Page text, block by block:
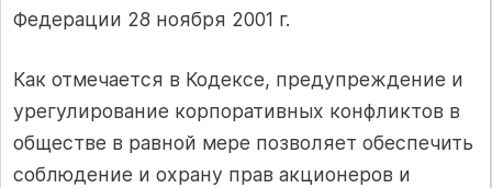
Федерации 28 ноября 2001 г.
Как отмечается в Кодексе, предупреждение и
урегулирование корпоративных конфликтов в
обществе в равной мере позволяет обеспечить
соблюдение и охрану прав акционеров и